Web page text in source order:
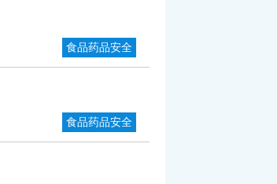
食品药品安全
食品药品安全